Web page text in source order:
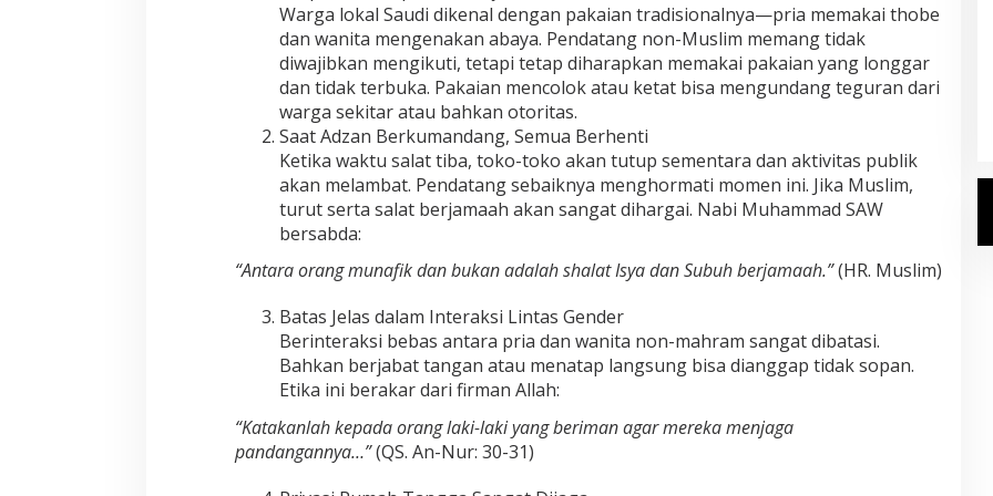
u
h
i
Warga lokal Saudi dikenal dengan pakaian tradisionalnya—pria memakai thobe
dan wanita mengenakan abaya. Pendatang non-Muslim memang tidak
diwajibkan mengikuti, tetapi tetap diharapkan memakai pakaian yang longgar
dan tidak terbuka. Pakaian mencolok atau ketat bisa mengundang teguran dari
warga sekitar atau bahkan otoritas.
Saat Adzan Berkumandang, Semua Berhenti
Ketika waktu salat tiba, toko-toko akan tutup sementara dan aktivitas publik
akan melambat. Pendatang sebaiknya menghormati momen ini. Jika Muslim,
turut serta salat berjamaah akan sangat dihargai. Nabi Muhammad SAW
bersabda:
“Antara orang munafik dan bukan adalah shalat Isya dan Subuh berjamaah.”(HR. Muslim)
Batas Jelas dalam Interaksi Lintas Gender
Berinteraksi bebas antara pria dan wanita non-mahram sangat dibatasi.
Bahkan berjabat tangan atau menatap langsung bisa dianggap tidak sopan.
Etika ini berakar dari firman Allah:
“Katakanlah kepada orang laki-laki yang beriman agar mereka menjaga
pandangannya…”(QS. An-Nur: 30-31)
Kemenhaj Umumkan Daftar
Jemaah Haji 2027